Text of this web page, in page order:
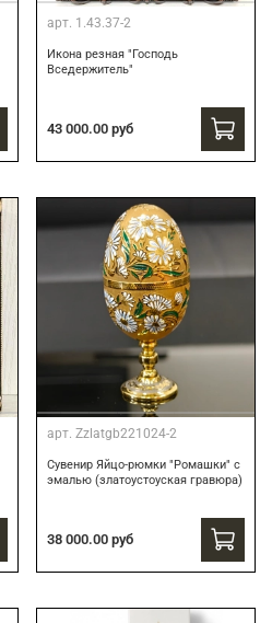
арт. 1.43.37-2
Икона резная "Господь
Вседержитель"
43 000.00 руб
арт. Zzlatgb221024-2
Сувенир Яйцо-рюмки "Ромашки" с
эмалью (златоустоуская гравюра)
38 000.00 руб